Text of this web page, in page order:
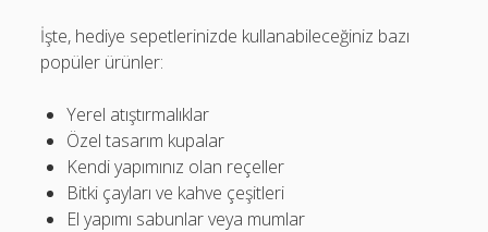
İşte, hediye sepetlerinizde kullanabileceğiniz bazı
popüler ürünler:
Yerel atıştırmalıklar
Özel tasarım kupalar
Kendi yapımınız olan reçeller
Bitki çayları ve kahve çeşitleri
El yapımı sabunlar veya mumlar